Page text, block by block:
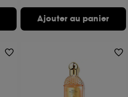
Ajouter au panier